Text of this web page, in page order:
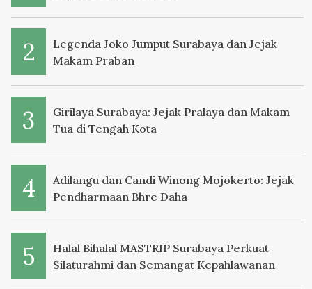
Legenda Joko Jumput Surabaya dan Jejak
Makam Praban
Girilaya Surabaya: Jejak Pralaya dan Makam
Tua di Tengah Kota
Adilangu dan Candi Winong Mojokerto: Jejak
Pendharmaan Bhre Daha
Halal Bihalal MASTRIP Surabaya Perkuat
Silaturahmi dan Semangat Kepahlawanan